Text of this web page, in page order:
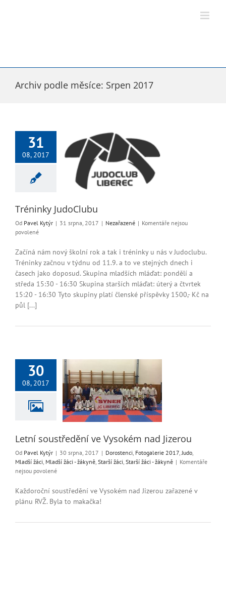
Archiv podle měsíce: Srpen 2017
31
08, 2017
Tréninky JudoClubu
Od Pavel Kytýr | 31 srpna, 2017 | Nezařazené | Komentáře nejsou
povolenéu
s
názvem
Tréninky
JudoClubu
Začíná nám nový školní rok a tak i tréninky u nás v Judoclubu.
Tréninky začnou v týdnu od 11.9. a to ve stejných dnech i
časech jako doposud. Skupina mladších mláďat: pondělí a
středa 15:30 - 16:30 Skupina starších mláďat: úterý a čtvrtek
15:20 - 16:30 Tyto skupiny platí členské příspěvky 1500,- Kč na
půl [...]
30
08, 2017
ve
nad Jizerou
Fotogalerie 2017
Mladší žáci -
Letní soustředění ve Vysokém nad Jizerou
Od Pavel Kytýr | 30 srpna, 2017 | Dorostenci, Fotogalerie 2017,Judo,
Mladší žáci, Mladší žáci - žákyně, Starší žáci, Starší žáci - žákyně | Komentáře
nejsou povolenéu
s
názvem
ve
Každoroční soustředění ve Vysokém nad Jizerou zařazené v
plánu RVŽ. Byla to makačka!